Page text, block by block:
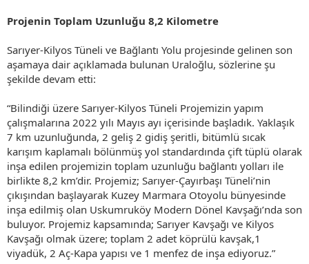
Projenin Toplam Uzunluğu 8,2 Kilometre
Sarıyer-Kilyos Tüneli ve Bağlantı Yolu projesinde gelinen son
aşamaya dair açıklamada bulunan Uraloğlu, sözlerine şu
şekilde devam etti:
“Bilindiği üzere Sarıyer-Kilyos Tüneli Projemizin yapım
çalışmalarına 2022 yılı Mayıs ayı içerisinde başladık. Yaklaşık
7 km uzunluğunda, 2 geliş 2 gidiş şeritli, bitümlü sıcak
karışım kaplamalı bölünmüş yol standardında çift tüplü olarak
inşa edilen projemizin toplam uzunluğu bağlantı yolları ile
birlikte 8,2 km’dir. Projemiz; Sarıyer-Çayırbaşı Tüneli’nin
çıkışından başlayarak Kuzey Marmara Otoyolu bünyesinde
inşa edilmiş olan Uskumruköy Modern Dönel Kavşağı’nda son
buluyor. Projemiz kapsamında; Sarıyer Kavşağı ve Kilyos
Kavşağı olmak üzere; toplam 2 adet köprülü kavşak,1
viyadük, 2 Aç-Kapa yapısı ve 1 menfez de inşa ediyoruz.”